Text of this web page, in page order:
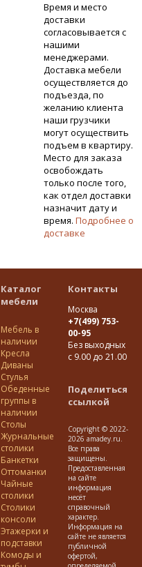
Время и место
доставки
согласовывается с
нашими
менеджерами.
Доставка мебели
осуществляется до
подъезда, по
желанию клиента
наши грузчики
могут осуществить
подъем в квартиру.
Место для заказа
освобождать
только после того,
как отдел доставки
назначит дату и
время. Подробнее о
доставке
Каталог
мебели
Мебель в
наличии
Кресла
Диваны
Стулья
Обеденные
группы в
наличии
Столы
Журнальные
столики
Банкетки
Оттоманки
Чайные
столики
Столики
консоли
Этажерки и
подставки
Комоды и
Контакты
Москва
+7(499) 753-
00-95
Без выходных
с 9.00 до 21.00
Поделиться
ссылкой
Copyright © 2022-
2026 amadey.ru.
Все права
защищены.
Предоставленная
на сайте
информация
несёт
справочный
характер.
Информация на
сайте не является
публичной
офертой,